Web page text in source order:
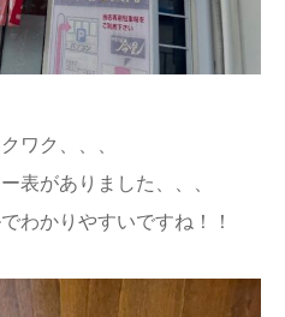
ワク、、、
表がありました、、、
わかりやすいですね！！